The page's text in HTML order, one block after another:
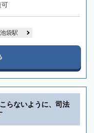
可
池袋駅
らないように、司法